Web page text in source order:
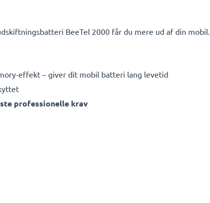
BeeTel 2000 får du mere ud af din mobil.
effekt – giver dit mobil batteri lang levetid
professionelle krav